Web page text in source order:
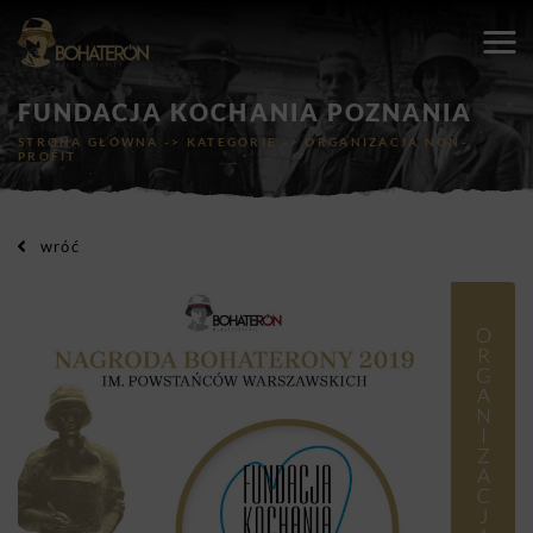
FUNDACJA KOCHANIA POZNANIA
STRONA GŁÓWNA -> KATEGORIE ->ORGANIZACJA NON-
PROFIT
wróć